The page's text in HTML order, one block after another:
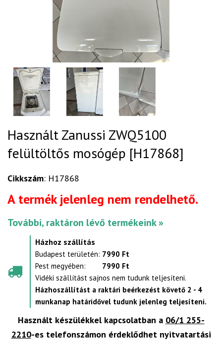
Használt Zanussi ZWQ5100
felültöltős mosógép [H17868]
Cikkszám: H17868
A termék jelenleg nem rendelhető.
További, raktáron lévő termékeink »
Házhoz szállítás
Budapest területén: 7990 Ft
Pest megyében:
7990 Ft
Vidéki szállítást sajnos nem tudunk teljesíteni.
Házhoszállítást a raktári beérkezést követő 2 - 4
munkanap határidővel tudunk jelenleg teljesíteni.
Használt készülékkel kapcsolatban a 06/1 255-
2210-es telefonszámon érdeklődhet nyitvatartási